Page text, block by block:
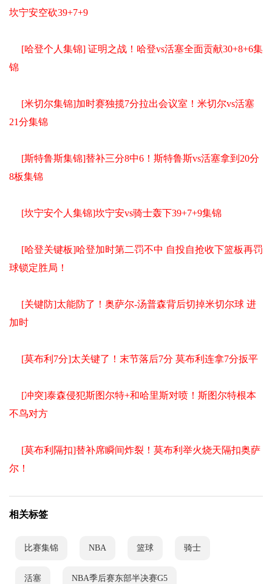
坎宁安空砍39+7+9
[哈登个人集锦] 证明之战！哈登vs活塞全面贡献30+8+6集
锦
[米切尔集锦]加时赛独揽7分拉出会议室！米切尔vs活塞
21分集锦
[斯特鲁斯集锦]替补三分8中6！斯特鲁斯vs活塞拿到20分
8板集锦
[坎宁安个人集锦]坎宁安vs骑士轰下39+7+9集锦
[哈登关键板]哈登加时第二罚不中 自投自抢收下篮板再罚
球锁定胜局！
[关键防]太能防了！奥萨尔-汤普森背后切掉米切尔球 进
加时
[莫布利7分]太关键了！末节落后7分 莫布利连拿7分扳平
[冲突]泰森侵犯斯图尔特+和哈里斯对喷！斯图尔特根本
不鸟对方
[莫布利隔扣]替补席瞬间炸裂！莫布利举火烧天隔扣奥萨
尔！
相关标签
比赛集锦 NBA 篮球 骑士
活塞 NBA季后赛东部半决赛G5